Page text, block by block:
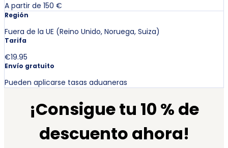
A partir de 150 €
Región
Fuera de la UE (Reino Unido, Noruega, Suiza)
Tarifa
€19.95
Envío gratuito
Pueden aplicarse tasas aduaneras
¡Consigue tu 10 % de
descuento ahora!